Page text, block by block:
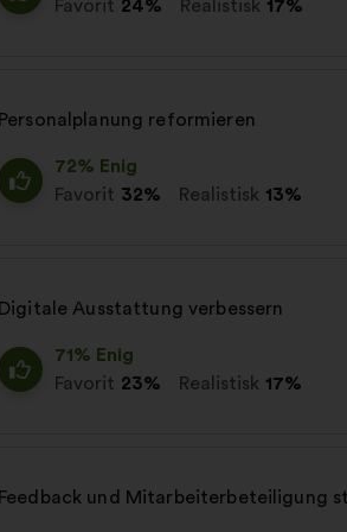
Favorit 24% Realistisk 17%
Personalplanung reformieren
72% Enig
Favorit 32% Realistisk 13%
Digitale Ausstattung verbessern
71% Enig
Favorit 23% Realistisk 17%
Feedback und Mitarbeiterbeteiligung